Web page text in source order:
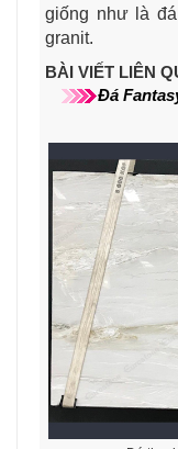
giống như là
granit.
BÀI VIẾT LIÊN
Đá